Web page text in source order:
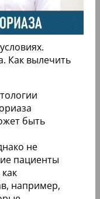
Как вылечить
быть
не
пациенты
например,